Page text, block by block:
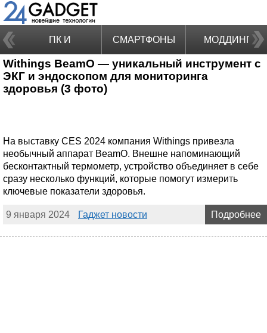
ПК И
НОУТБУКИ
СМАРТФОНЫ МОДДИНГ
Withings BeamO — уникальный инструмент с
ЭКГ и эндоскопом для мониторинга
здоровья (3 фото)
На выставку CES 2024 компания Withings привезла
необычный аппарат BeamO. Внешне напоминающий
бесконтактный термометр, устройство объединяет в себе
сразу несколько функций, которые помогут измерить
ключевые показатели здоровья.
9 января 2024 Гаджет новости Подробнее